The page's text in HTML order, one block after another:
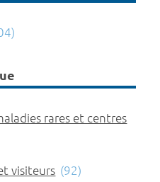
rares et centres
visiteurs (92)